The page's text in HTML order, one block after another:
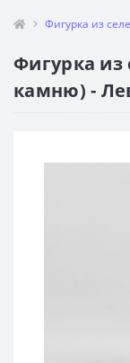
Фигурка из
Фигурка из
камню) -